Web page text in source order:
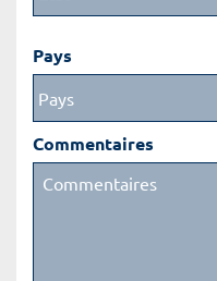
Pays
Commentaires